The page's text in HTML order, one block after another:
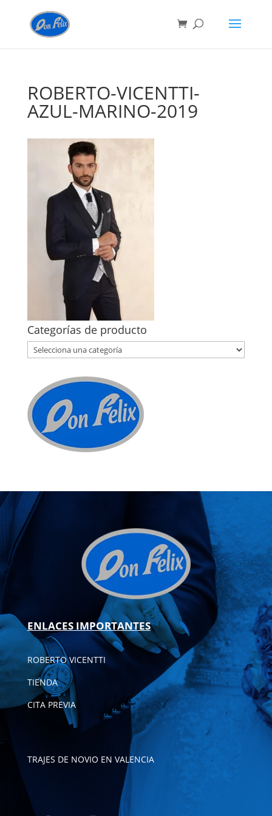
ROBERTO-VICENTTI-
AZUL-MARINO-2019
Categorías de producto
ENLACES IMPORTANTES
ROBERTO VICENTTI
TIENDA
CITA PREVIA
TRAJES DE NOVIO EN VALENCIA